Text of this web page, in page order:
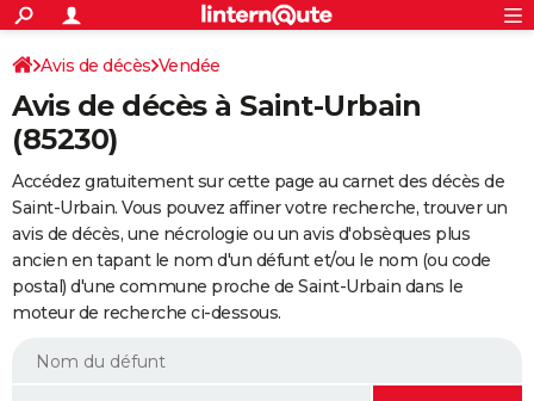
ACTUALITÉS
Politique
Société
Faits Divers
Education
Monde
Villes
+
SPORT
Coupe du monde 2026
Football
Tennis
Cyclisme
Rugby
Forum
FINANCE
Retraite
Impôts
Epargne
Immobilier
Risques naturels par ville
Banque
Assurance
Crédit
Essais
Réserver un essai
Citadines
Berlines
SUV
Forum auto
+
HIGH-TECH
Mobiles
Meilleur smartphone
Internet
Ordinateurs
Jeux vidéo
Guide high-tech
+BRICOLAGE
Forum
Aménagement intérieur
Extérieur
Cuisine
Salle de bains
Jardinage
Rangement
WEEK-END
Avis de décès Vendée
Avis de décès à Saint-Urbain
(85230)
Accédez gratuitement sur cette page au carnet des décès de
Saint-Urbain. Vous pouvez affiner votre recherche, trouver un
avis de décès, une nécrologie ou un avis d'obsèques plus
ancien en tapant le nom d'un défunt et/ou le nom (ou code
postal) d'une commune proche de Saint-Urbain dans le
moteur de recherche ci-dessous.